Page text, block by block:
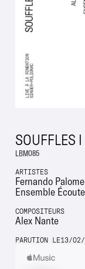
SOUFFLES
LBM085
ARTISTES
Fernando
Ensemble Écoute
COMPOSITEURS
Alex Nante
PARUTION LE13/02 /